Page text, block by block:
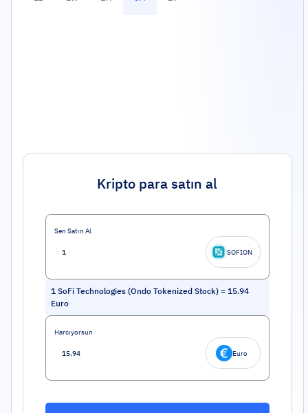
Kripto para satın al
Sen Satın Al
SOFION
1 SoFi Technologies (Ondo Tokenized Stock) = 15.94
Euro
Harcıyorsun
Euro